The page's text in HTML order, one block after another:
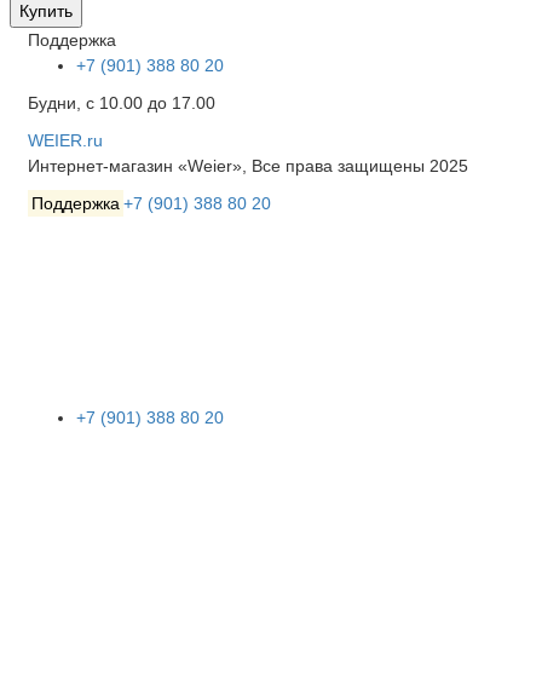
Купить
Поддержка
+7 (901) 388 80 20
Будни, с 10.00 до 17.00
WEIER.ru
Интернет-магазин «Weier», Все права защищены 2025
Поддержка+7 (901) 388 80 20
+7 (901) 388 80 20